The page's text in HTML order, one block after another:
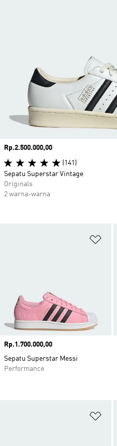
Harga
Rp.1.700.000,00
Sepatu Superstar Messi
Performance
Harga
Rp.2.500.000,00
(141)
Sepatu Superstar Vintage
Originals
2 warna-warna